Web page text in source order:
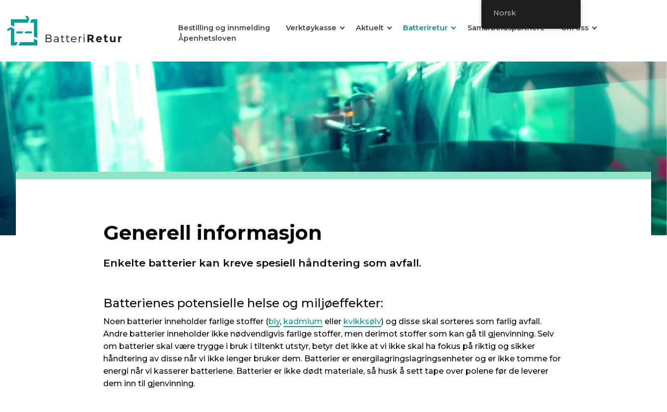
Bestilling og innmelding Verktøykasse Aktuelt Batteriretur Samarbeidspartnere
Om oss
Åpenhetsloven
Generell informasjon
Enkelte batterier kan kreve spesiell håndtering som avfall.
Batterienes potensielle helse og miljøeffekter:
Noen batterier inneholder farlige stoffer (bly, kadmium eller kvikksølv) og disse skal sorteres som farlig avfall.
Andre batterier inneholder ikke nødvendigvis farlige stoffer, men derimot stoffer som kan gå til gjenvinning. Selv
om batterier skal være trygge i bruk i tiltenkt utstyr, betyr det ikke at vi ikke skal ha fokus på riktig og sikker
håndtering av disse når vi ikke lenger bruker dem. Batterier er energilagringslagringsenheter og er ikke tomme for
energi når vi kasserer batteriene. Batterier er ikke dødt materiale, så husk å sett tape over polene før de leverer
dem inn til gjenvinning.
Norsk